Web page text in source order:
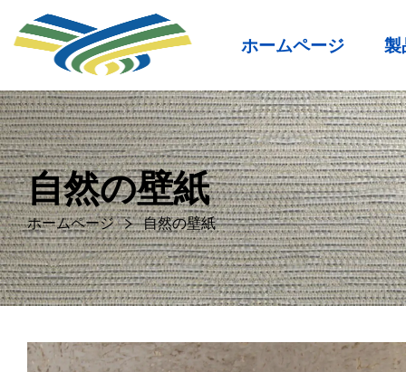
ホームページ 製
自然の壁紙
ホームページ 自然の壁紙